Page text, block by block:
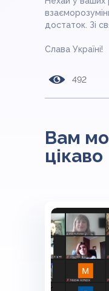
достаток. Зі
Слава Україні!
492
Вам
цікаво